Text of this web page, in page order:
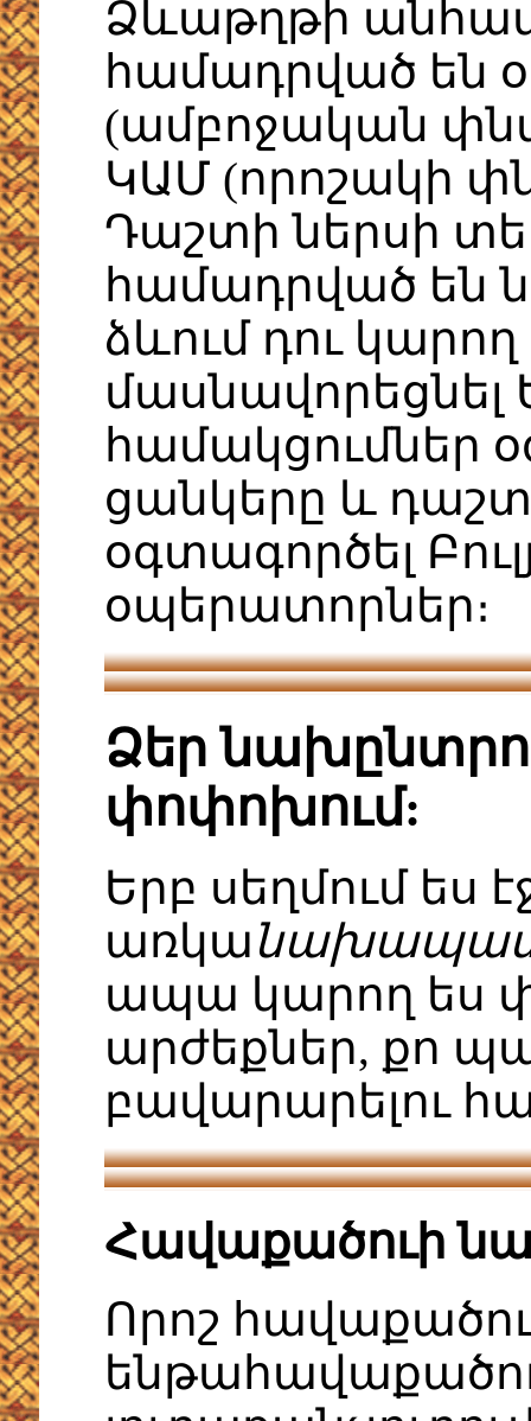
Ձևաթղթի
համադրված են
(ամբոջական
ԿԱՄ (որոշակի
Դաշտի ներսի
համադրված են
ձևում դու
համակցումներ
ցանկերը և
օգտագործել
օպերատորներ։
Ձեր
փոփոխում:
Երբ սեղմում ես
առկա
ապա կարող ես
արժեքներ, քո
բավարարելու
Հավաքածուի
Որոշ